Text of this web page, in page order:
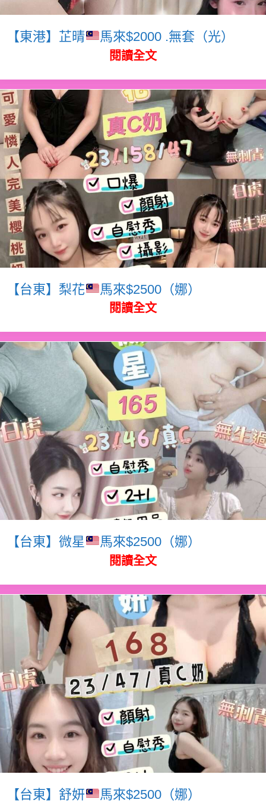
【東港】芷晴 馬來$2000 .無套（光）
閱讀全文
【台東】梨花 馬來$2500（娜）
閱讀全文
【台東】微星 馬來$2500（娜）
閱讀全文
【台東】舒妍 馬來$2500（娜）